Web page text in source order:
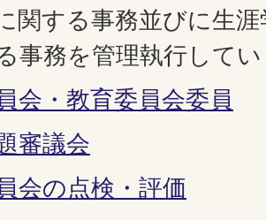
関する事務並びに生
事務を管理執行して
会・教育委員会委員
審議会
会の点検・評価